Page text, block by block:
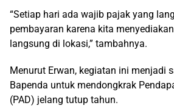
“Setiap hari ada wajib pajak yang
pembayaran karena kita
langsung di lokasi,” tambahnya.
Menurut Erwan, kegiatan ini menjadi
Bapenda untuk mendongkrak
(PAD) jelang tutup tahun.